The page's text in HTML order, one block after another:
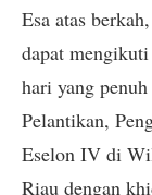
Esa atas
dapat
hari yang
Pelantikan,
Eselon IV di
Riau dengan